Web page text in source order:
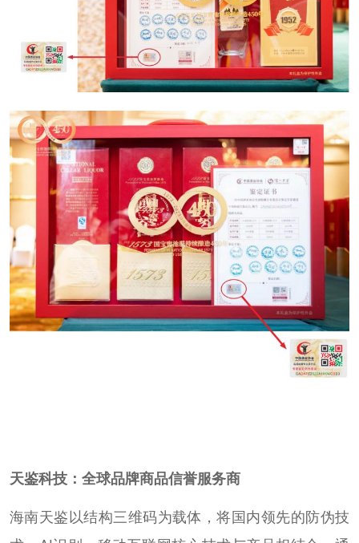
天鉴科技：全球品牌商品信誉服务商
海南天鉴以结构三维码为载体，将国内领先的防伪技